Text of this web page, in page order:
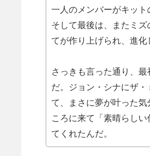
一人のメンバーがキット
そして最後は、またミ
てが作り上げられ、進化
さっきも言った通り、
だ。ジョン・シナにザ
て、まさに夢が叶った
ころに来て「素晴らし
てくれたんだ。